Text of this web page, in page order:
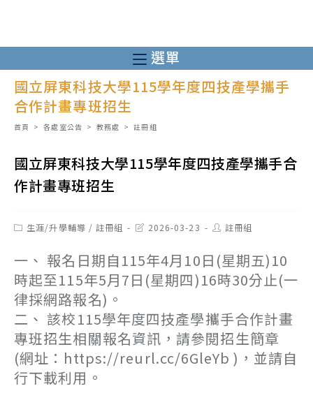
至
主
選單
國立屏東科技大學115學年度四技產學攜手
合作計畫專班招生
首頁 > 各處室公告 > 教務處 > 註冊組
國立屏東科技大學115學年度四技產學攜手合
作計畫專班招生
Post生涯/升學輔導 / 註冊組
Post2026-03-23
Post註冊組
一、 報名日期自115年4月10日(星期五)10
時起至115年5月7日(星期四)16時30分止(一
律採網路報名)。
二、 該校115學年度四技產學攜手合作計畫
專班招生相關報名資訊，請參閱招生簡章
(網址：https://reurl.cc/6GleYb )，並請自
行下載利用。